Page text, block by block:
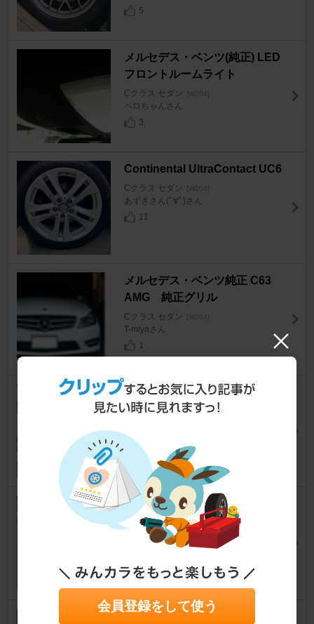
5
メルセデス・ベンツ(純正) LED
フロントルームライト
Cクラス セダン [W204]
ペロちゃんさん
3
Continental UltraContact UC6
Cクラス セダン [W204]
あずきさん(ﾟ∀ﾟ)さん
11
メルセデス・ベンツ純正 C63
AMG 純正グリル
Cクラス セダン [W204]
T-miyaさん
1
カールソン 10/1 BE
Cクラス セダン [W204]
AUTOGLYM / プレミアム カー
ケア ジャパン スーパー レジン
ポリッシュ
うとささん
PACIFIC / 太平洋工業 TR412
会員登録をして使う